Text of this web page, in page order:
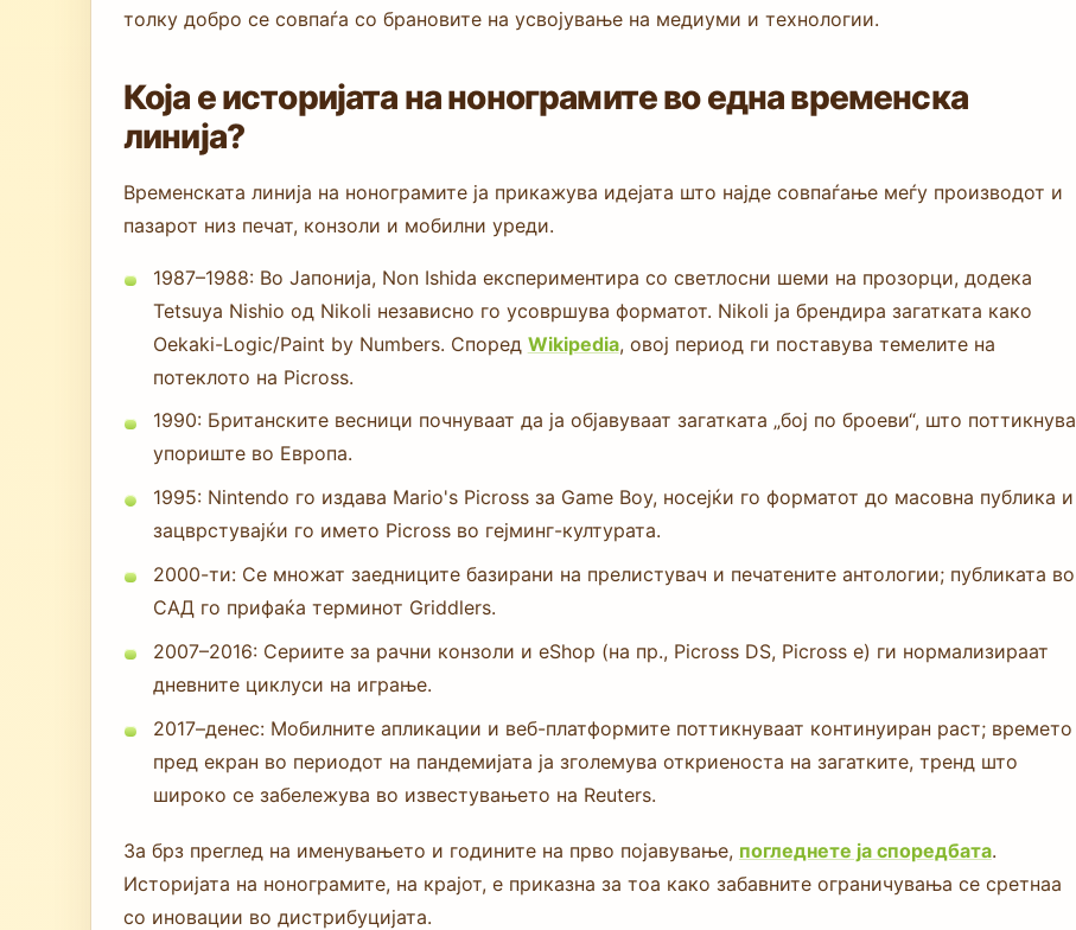
толку добро се совпаѓа со брановите на усвојување на медиуми и технологии.
Која е историјата на нонограмите во една временска
линија?
Временската линија на нонограмите ја прикажува идејата што најде совпаѓање меѓу производот и
пазарот низ печат, конзоли и мобилни уреди.
1987–1988: Во Јапонија, Non Ishida експериментира со светлосни шеми на прозорци, додека
Tetsuya Nishio од Nikoli независно го усовршува форматот. Nikoli ја брендира загатката како
Oekaki-Logic/Paint by Numbers. Според Wikipedia, овој период ги поставува темелите на
потеклото на Picross.
1990: Британските весници почнуваат да ја објавуваат загатката „бој по броеви“, што поттикнува
упориште во Европа.
1995: Nintendo го издава Mario's Picross за Game Boy, носејќи го форматот до масовна публика и
зацврстувајќи го името Picross во гејминг-културата.
2000-ти: Се множат заедниците базирани на прелистувач и печатените антологии; публиката во
САД го прифаќа терминот Griddlers.
2007–2016: Сериите за рачни конзоли и eShop (на пр., Picross DS, Picross e) ги нормализираат
дневните циклуси на играње.
2017–денес: Мобилните апликации и веб-платформите поттикнуваат континуиран раст; времето
пред екран во периодот на пандемијата ја зголемува откриеноста на загатките, тренд што
широко се забележува во известувањето на Reuters.
За брз преглед на именувањето и годините на прво појавување, погледнете ја споредбата.
Историјата на нонограмите, на крајот, е приказна за тоа како забавните ограничувања се сретнаа
со иновации во дистрибуцијата.